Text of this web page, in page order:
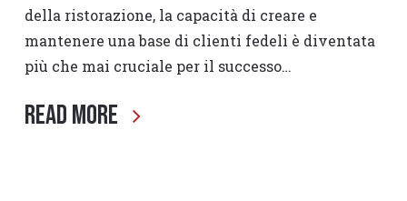
della ristorazione, la capacità di creare e
mantenere una base di clienti fedeli è diventata
più che mai cruciale per il successo…
Read More